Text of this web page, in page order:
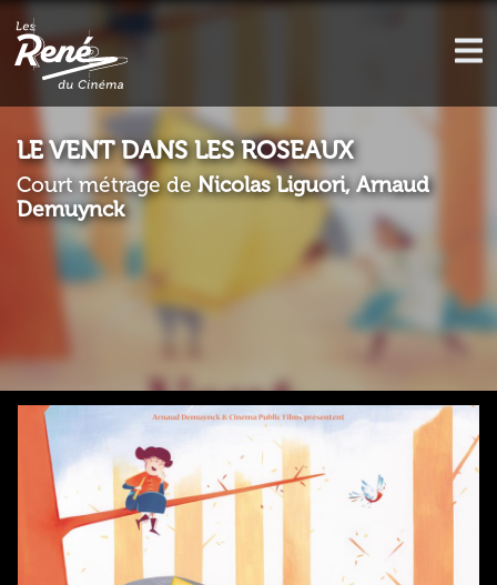
LE VENT DANS LES ROSEAUX
Court métrage deNicolas Liguori, Arnaud
Demuynck